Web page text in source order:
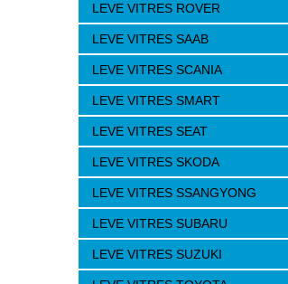
LEVE VITRES ROVER
LEVE VITRES SAAB
LEVE VITRES SCANIA
LEVE VITRES SMART
LEVE VITRES SEAT
LEVE VITRES SKODA
LEVE VITRES SSANGYONG
LEVE VITRES SUBARU
LEVE VITRES SUZUKI